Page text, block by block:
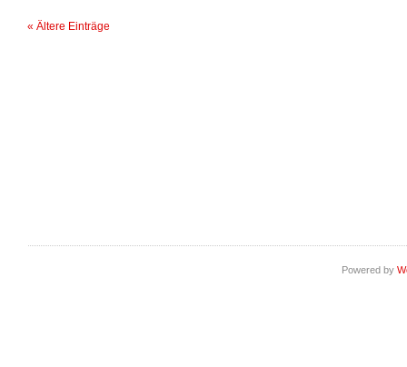
« Ältere Einträge
Powered by